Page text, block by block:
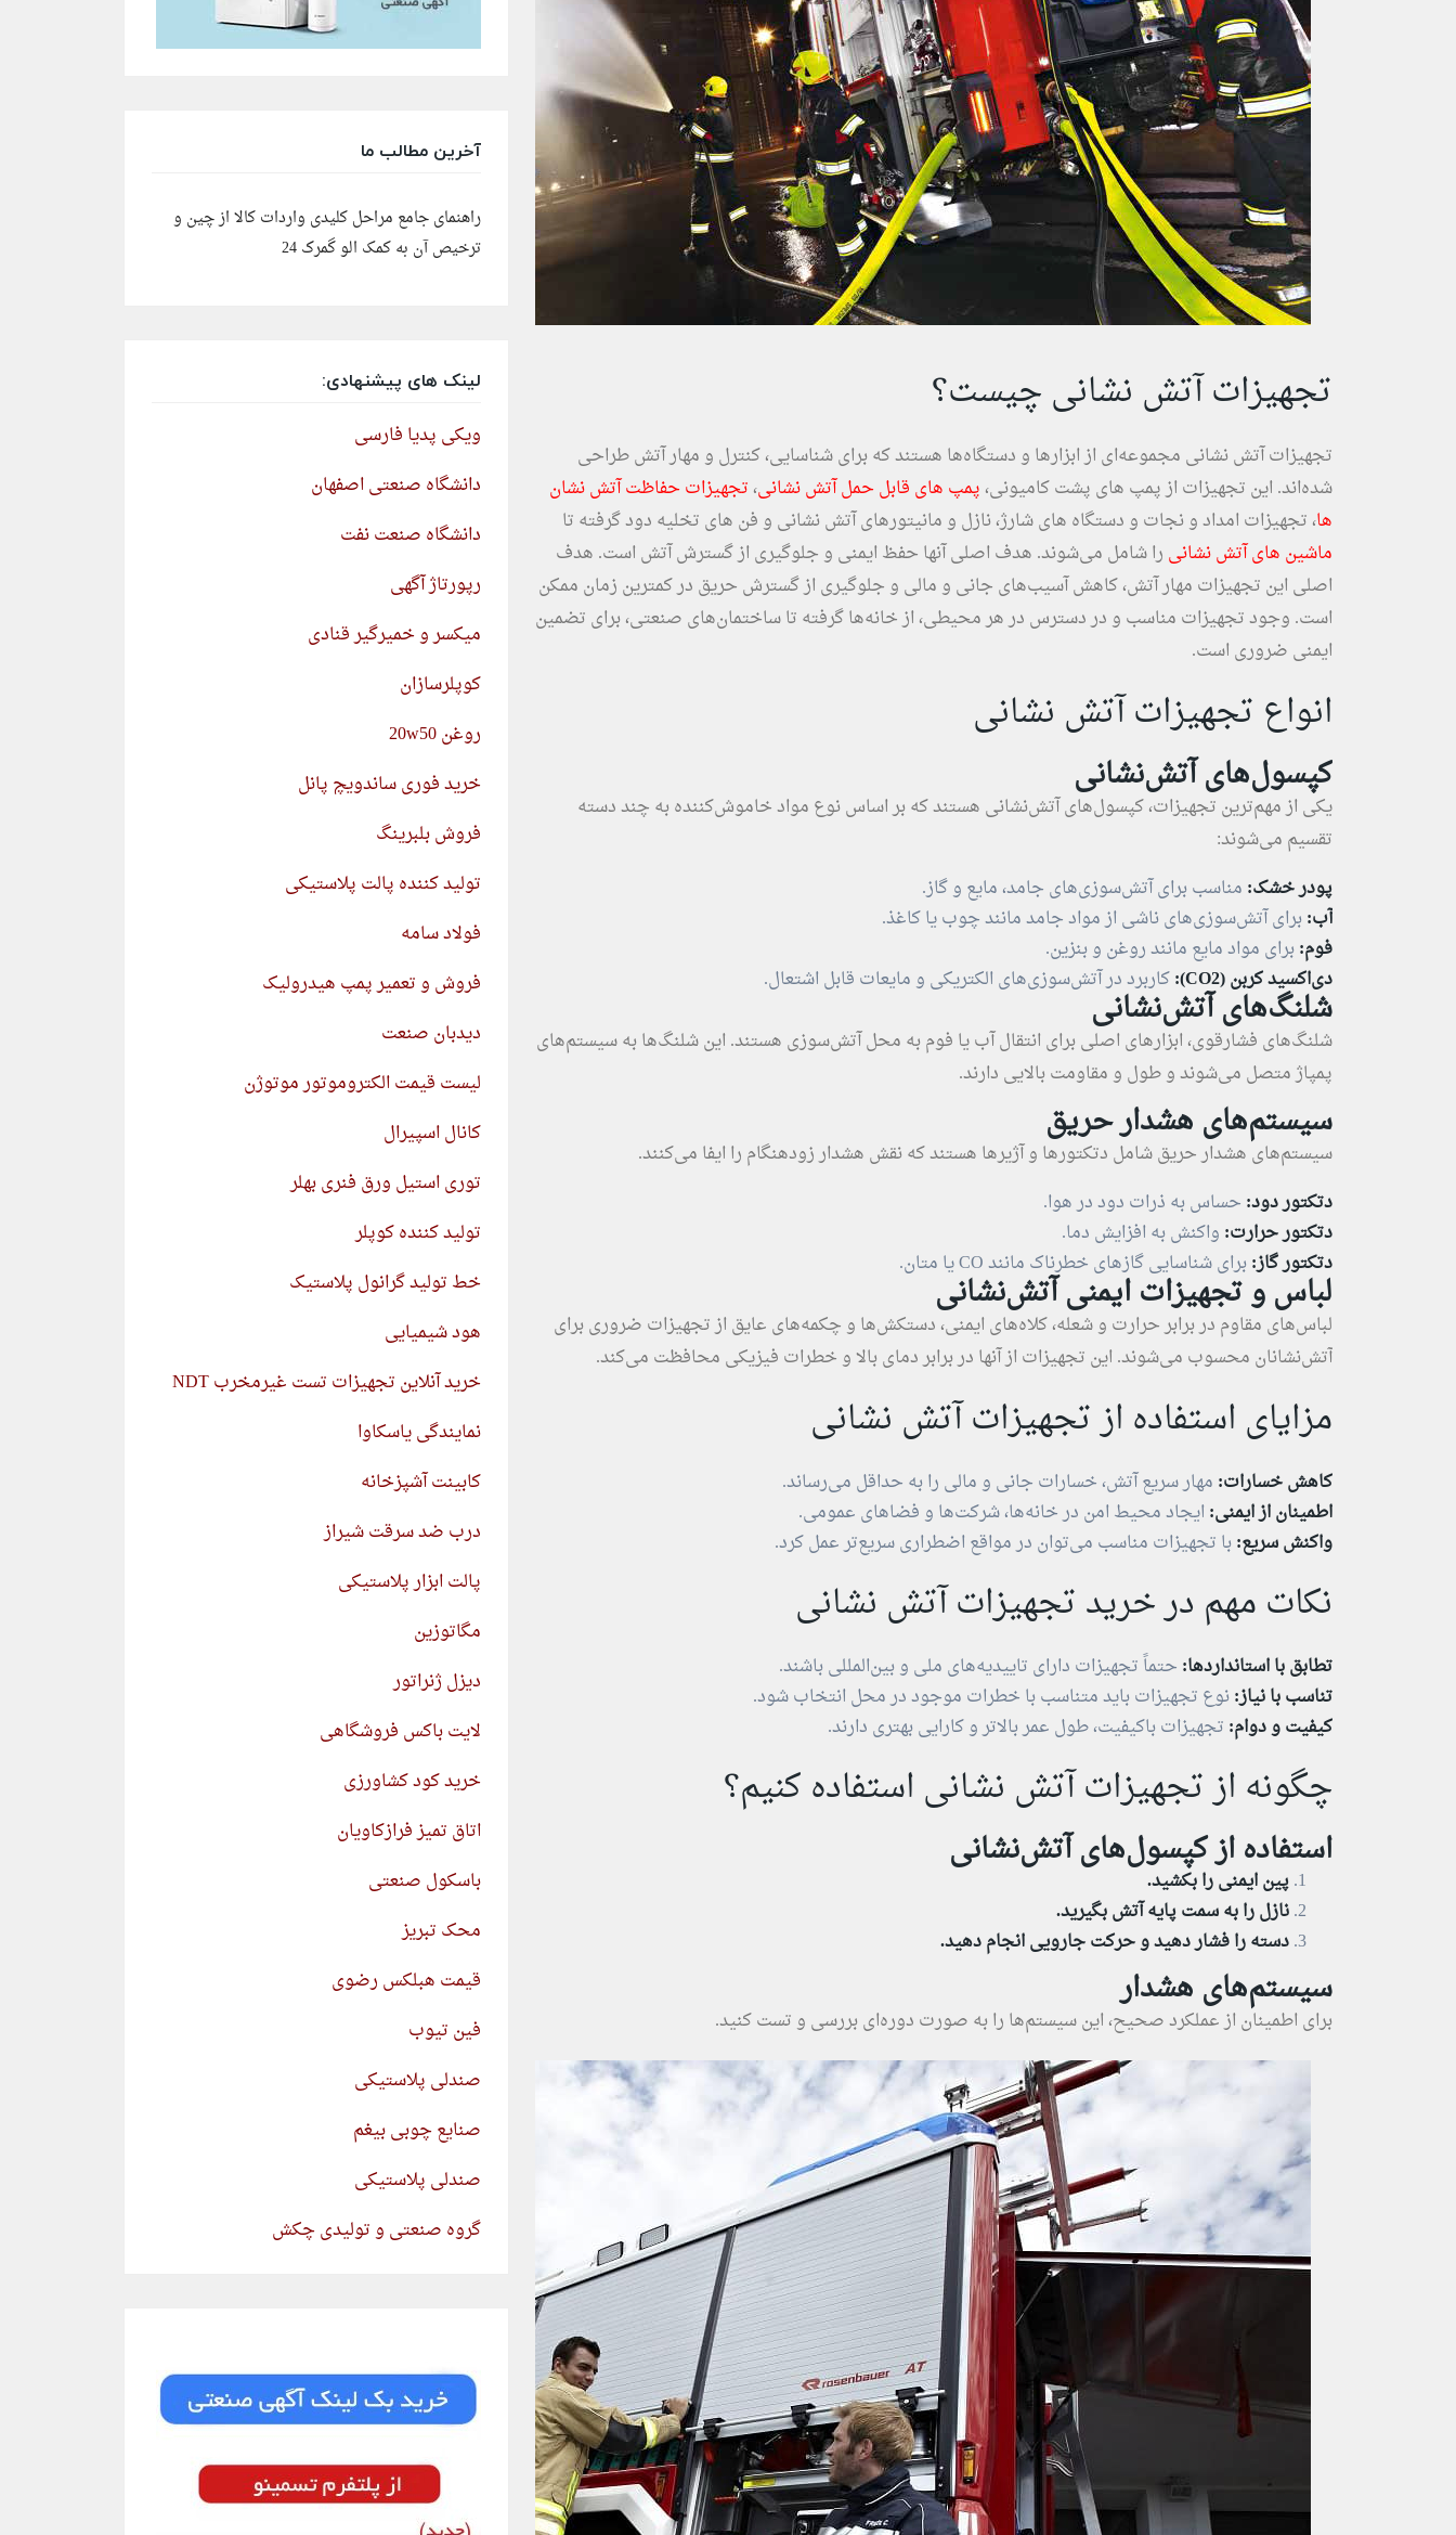
تجهیزات آتش نشانی چیست؟
تجهیزات آتش نشانی مجموعه‌ای از ابزارها و دستگاه‌ها هستند که برای شناسایی، کنترل و مهار آتش طراحی
شده‌اند. این تجهیزات از پمپ های پشت کامیونی، پمپ های قابل حمل آتش نشانی، تجهیزات حفاظت آتش نشان
ها، تجهیزات امداد و نجات و دستگاه های شارژ، نازل و مانیتورهای آتش نشانی و فن های تخلیه دود گرفته تا
ماشین های آتش نشانی را شامل می‌شوند. هدف اصلی آنها حفظ ایمنی و جلوگیری از گسترش آتش است. هدف
اصلی این تجهیزات مهار آتش، کاهش آسیب‌های جانی و مالی و جلوگیری از گسترش حریق در کمترین زمان ممکن
است. وجود تجهیزات مناسب و در دسترس در هر محیطی، از خانه‌ها گرفته تا ساختمان‌های صنعتی، برای تضمین
ایمنی ضروری است.
انواع تجهیزات آتش نشانی
کپسول‌های آتش‌نشانی
یکی از مهم‌ترین تجهیزات، کپسول‌های آتش‌نشانی هستند که بر اساس نوع مواد خاموش‌کننده به چند دسته
تقسیم می‌شوند:
پودر خشک: مناسب برای آتش‌سوزی‌های جامد، مایع و گاز.
آب:برای آتش‌سوزی‌های ناشی از مواد جامد مانند چوب یا کاغذ.
فوم:برای مواد مایع مانند روغن و بنزین.
دی‌اکسید کربن (CO2):
کاربرد در آتش‌سوزی‌های الکتریکی و مایعات قابل اشتعال.
شلنگ‌های آتش‌نشانی
شلنگ‌های فشارقوی، ابزارهای اصلی برای انتقال آب یا فوم به محل آتش‌سوزی هستند. این شلنگ‌ها به سیستم‌های
پمپاژ متصل می‌شوند و طول و مقاومت بالایی دارند.
سیستم‌های هشدار حریق
سیستم‌های هشدار حریق شامل دتکتورها و آژیرها هستند که نقش هشدار زودهنگام را ایفا می‌کنند.
دتکتور دود: حساس به ذرات دود در هوا.
دتکتور حرارت: واکنش به افزایش دما.
دتکتور گاز:برای شناسایی گازهای خطرناک مانند CO یا متان.
لباس و تجهیزات ایمنی آتش‌نشانی
لباس‌های مقاوم در برابر حرارت و شعله، کلاه‌های ایمنی، دستکش‌ها و چکمه‌های عایق از تجهیزات ضروری برای
آتش‌نشانان محسوب می‌شوند. این تجهیزات از آنها در برابر دمای بالا و خطرات فیزیکی محافظت می‌کند.
مزایای استفاده از تجهیزات آتش نشانی
کاهش خسارات: مهار سریع آتش، خسارات جانی و مالی را به حداقل می‌رساند.
اطمینان از ایمنی: ایجاد محیط امن در خانه‌ها، شرکت‌ها و فضاهای عمومی.
واکنش سریع:با تجهیزات مناسب می‌توان در مواقع اضطراری سریع‌تر عمل کرد.
نکات مهم در خرید تجهیزات آتش نشانی
تطابق با استانداردها: حتماً تجهیزات دارای تاییدیه‌های ملی و بین‌المللی باشند.
تناسب با نیاز:نوع تجهیزات باید متناسب با خطرات موجود در محل انتخاب شود.
کیفیت و دوام: تجهیزات باکیفیت، طول عمر بالاتر و کارایی بهتری دارند.
چگونه از تجهیزات آتش نشانی استفاده کنیم؟
استفاده از کپسول‌های آتش‌نشانی
پین ایمنی را بکشید.
نازل را به سمت پایه آتش بگیرید.
دسته را فشار دهید و حرکت جارویی انجام دهید.
سیستم‌های هشدار
برای اطمینان از عملکرد صحیح، این سیستم‌ها را به صورت دوره‌ای بررسی و تست کنید.
آخرین مطالب ما
راهنمای جامع مراحل کلیدی واردات کالا از چین و
ترخیص آن به کمک الو گمرک 24
لینک های پیشنهادی:
ویکی پدیا فارسی
دانشگاه صنعتی اصفهان
دانشگاه صنعت نفت
رپورتاژ آگهی
میکسر و خمیرگیر قنادی
کوپلرسازان
روغن 20w50
خرید فوری ساندویچ پانل
فروش بلبرینگ
تولید کننده پالت پلاستیکی
فولاد سامه
فروش و تعمیر پمپ هیدرولیک
دیدبان صنعت
لیست قیمت الکتروموتور موتوژن
کانال اسپیرال
توری استیل ورق فنری بهلر
تولید کننده کوپلر
خط تولید گرانول پلاستیک
هود شیمیایی
خرید آنلاین تجهیزات تست غیرمخرب NDT
نمایندگی یاسکاوا
کابینت آشپزخانه
درب ضد سرقت شیراز
پالت ابزار پلاستیکی
مگاتوزین
دیزل ژنراتور
لایت باکس فروشگاهی
خرید کود کشاورزی
اتاق تمیز فرازکاویان
باسکول صنعتی
محک تبریز
قیمت هبلکس رضوی
فین تیوب
صندلی پلاستیکی
صنایع چوبی بیغم
صندلی پلاستیکی
گروه صنعتی و تولیدی چکش